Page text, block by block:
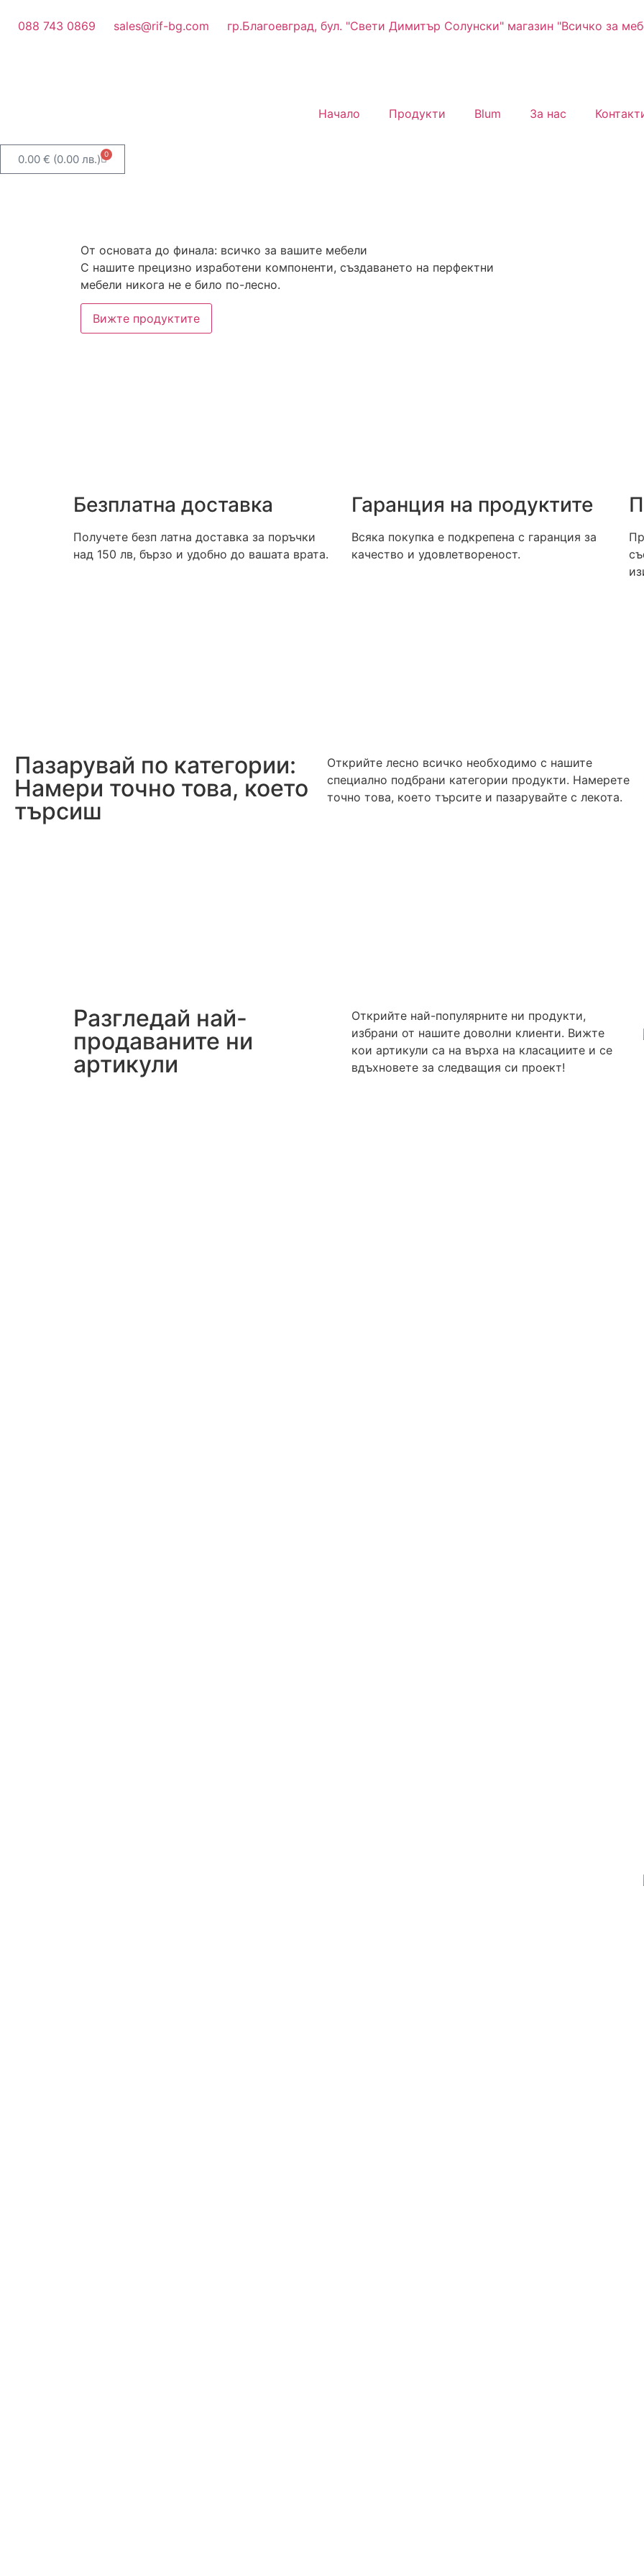
088 743 0869 sales@rif-bg.com гр.Благоевград, бул. "Свети Димитър Солунски" магазин "Всичко за
Начало Продукти Blum За нас
0.00 € (0.00 лв.) 0
От основата до финала: всичко за вашите мебели
С нашите прецизно изработени компоненти, създаването на перфектни
мебели никога не е било по-лесно.
Вижте продуктите
Безплатна доставка
Получете безп латна доставка за поръчки
над 150 лв, бързо и удобно до вашата врата.
Гаранция на продуктите
Всяка покупка е подкрепена с гаранция за
качество и удовлетвореност.
Пазарувай по категории:
Намери точно това, което
търсиш
Открийте лесно всичко необходимо с нашите
специално подбрани категории продукти. Намерете
точно това, което търсите и пазарувайте с лекота.
Разгледай най-
продаваните ни
артикули
Открийте най-популярните ни продукти,
избрани от нашите доволни клиенти. Вижте
кои артикули са на върха на класациите и се
вдъхновете за следващия си проект!